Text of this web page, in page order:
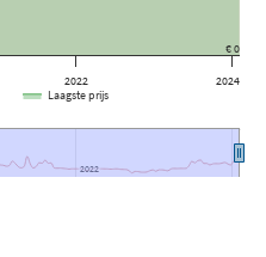
2022 2024
2022
2022
€ 0
Laagste prijs